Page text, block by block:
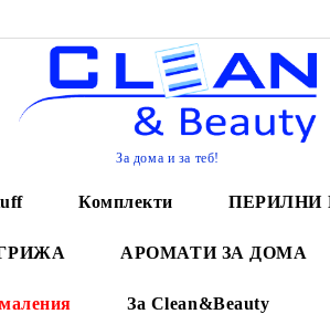
За дома и за теб!
Комплекти ПЕРИЛНИ
АРОМАТИ ЗА ДОМА
За Clean&Beauty